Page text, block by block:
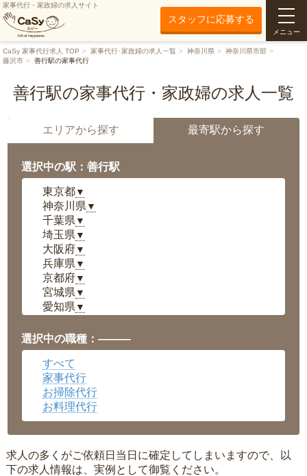
家事代行・家政婦の求人サイト
スタッフに応募する
メニュー
CaSy 家事代行求人 TOP 家事代行･家政婦の求人一覧 神奈川県
神奈川県市部
藤沢市
善行駅の家事代行
善行駅の家事代行・家政婦の求人一覧
エリアから探す 最寄駅から探す
選択中の駅：善行駅
東京都▼
神奈川県 ▼
千葉県 ▼
埼玉県 ▼
大阪府▼
兵庫県 ▼
京都府▼
宮城県 ▼
愛知県 ▼
岡山県▼
広島県▼
沖縄県
選択中の職種：———
すべて
家事代行
お掃除代行
お料理代行
求人の多くがご依頼日当日に確定してしまいますので、以
下の求人情報は、実例として御覧ください。